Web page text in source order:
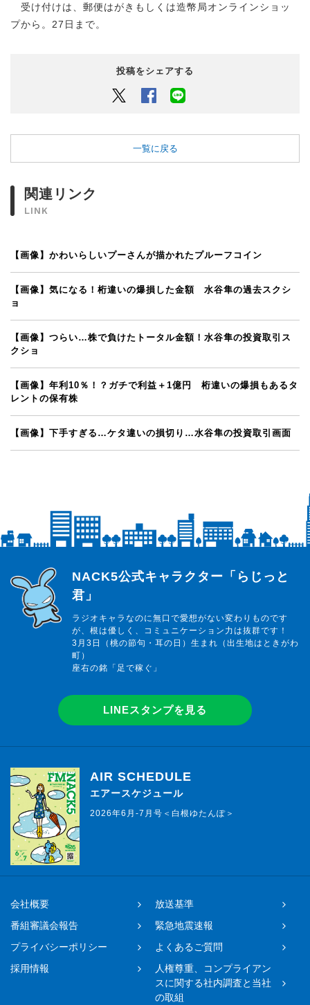
受け付けは、郵便はがきもしくは造幣局オンラインショッ
プから。27日まで。
投稿をシェアする
Twitter Facebook
一覧に戻る
関連リンク
LINK
【画像】かわいらしいプーさんが描かれたプルーフコイン
【画像】気になる！桁違いの爆損した金額 水谷隼の過去スクシ
ョ
【画像】つらい…株で負けたトータル金額！水谷隼の投資取引ス
クショ
【画像】年利10％！？ガチで利益＋1億円 桁違いの爆損もあるタ
レントの保有株
【画像】下手すぎる…ケタ違いの損切り…水谷隼の投資取引画面
らじっと君
NACK5公式キャラクター「らじっと
君」
ラジオキャラなのに無口で愛想がない変わりものです
が、根は優しく、コミュニケーション力は抜群です！
3月3日（桃の節句・耳の日）生まれ（出生地はときがわ
町）
座右の銘「足で稼ぐ」
LINEスタンプを見る
AIR SCHEDULE
エアースケジュール
2026年6月-7月号＜白根ゆたんぽ＞
会社概要
放送基準
番組審議会報告
緊急地震速報
プライバシーポリシー
よくあるご質問
採用情報
人権尊重、コンプライアン
スに関する社内調査と当社
の取組